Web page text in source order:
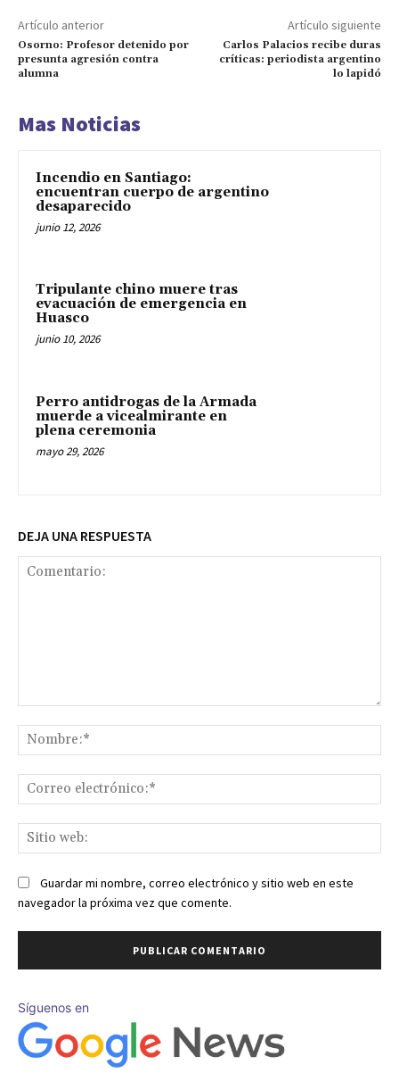
Artículo anterior
Osorno: Profesor detenido por
presunta agresión contra
alumna
Artículo siguiente
Carlos Palacios recibe duras
críticas: periodista argentino
lo lapidó
Mas Noticias
Incendio en Santiago:
encuentran cuerpo de argentino
desaparecido
junio 12, 2026
Tripulante chino muere tras
evacuación de emergencia en
Huasco
junio 10, 2026
Perro antidrogas de la Armada
muerde a vicealmirante en
plena ceremonia
mayo 29, 2026
DEJA UNA RESPUESTA
Guardar mi nombre, correo electrónico y sitio web en este
navegador la próxima vez que comente.
Síguenos en